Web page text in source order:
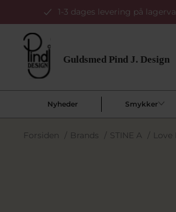
1-3 dages levering på
Nyheder Smykker
Forsiden / Brands / STINE A / Love